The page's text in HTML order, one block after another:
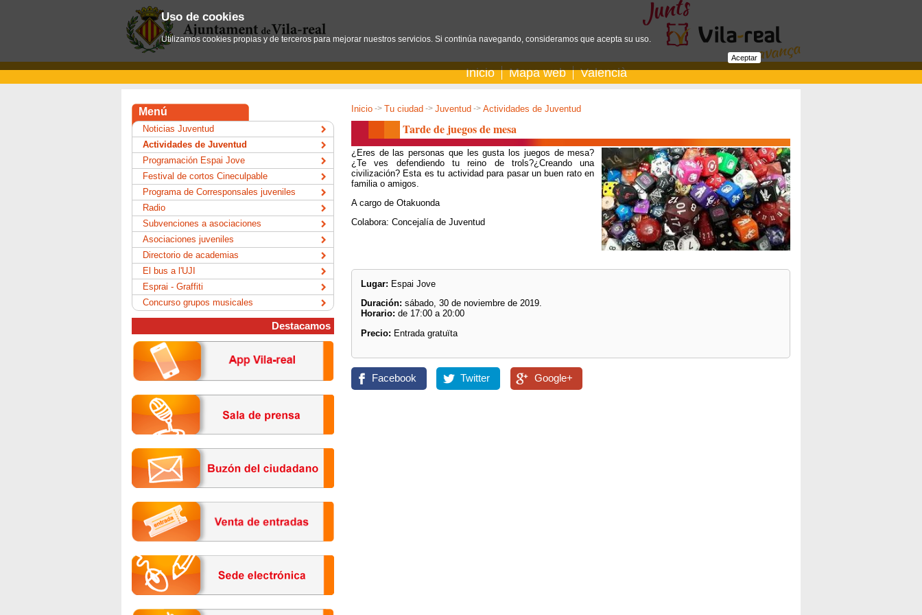
Inicio Mapa web Valencià
Inicio -> Tu ciudad -> Juventud -> Actividades de Juventud
Tarde de juegos de mesa
¿Eres de las personas que les gusta los juegos de mesa?
¿Te ves defendiendo tu reino de trols?¿Creando una
civilización? Esta es tu actividad para pasar un buen rato en
familia o amigos.
A cargo de Otakuonda
Colabora: Concejalía de Juventud
Lugar: Espai Jove
Duración:sábado, 30 de noviembre de 2019.
Horario:de 17:00 a 20:00
Precio: Entrada gratuïta
Facebook Twitter Google+
Menú
Noticias Juventud
Actividades de Juventud
Programación Espai Jove
Festival de cortos Cineculpable
Programa de Corresponsales juveniles
Radio
Subvenciones a asociaciones
Asociaciones juveniles
Directorio de academias
El bus a l'UJI
Esprai - Graffiti
Concurso grupos musicales
Destacamos
Uso de cookies
Utilizamos cookies propias y de terceros para mejorar nuestros servicios. Si continúa navegando, consideramos que acepta su uso.
Aceptar